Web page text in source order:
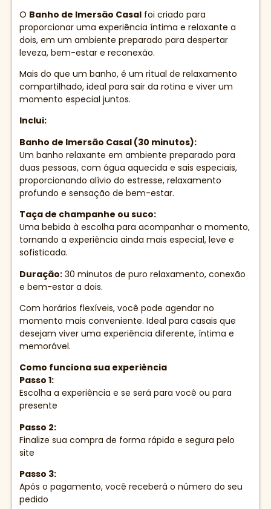
O Banho de Imersão Casal foi criado para
proporcionar uma experiência íntima e relaxante a
dois, em um ambiente preparado para despertar
leveza, bem-estar e reconexão.
Mais do que um banho, é um ritual de relaxamento
compartilhado, ideal para sair da rotina e viver um
momento especial juntos.
Inclui:
Banho de Imersão Casal (30 minutos):
Um banho relaxante em ambiente preparado para
duas pessoas, com água aquecida e sais especiais,
proporcionando alívio do estresse, relaxamento
profundo e sensação de bem-estar.
Taça de champanhe ou suco:
Uma bebida à escolha para acompanhar o momento,
tornando a experiência ainda mais especial, leve e
sofisticada.
Duração: 30 minutos de puro relaxamento, conexão
e bem-estar a dois.
Com horários flexíveis, você pode agendar no
momento mais conveniente. Ideal para casais que
desejam viver uma experiência diferente, íntima e
memorável.
Como funciona sua experiência
Passo 1:
Escolha a experiência e se será para você ou para
presente
Passo 2:
Finalize sua compra de forma rápida e segura pelo
site
Passo 3:
Após o pagamento, você receberá o número do seu
pedido